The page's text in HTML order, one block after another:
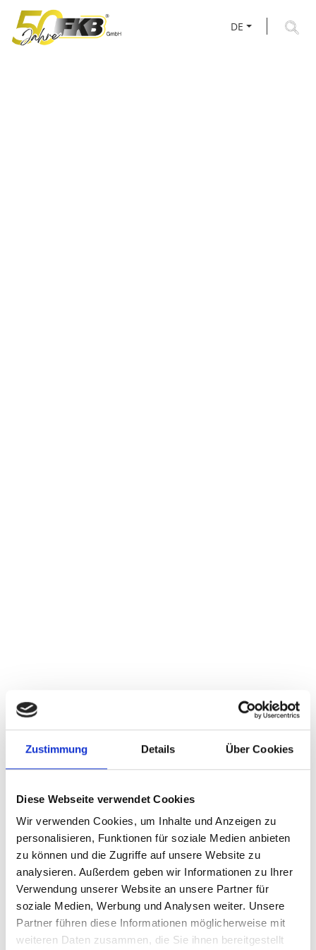
Zustimmung Details Über Cookies
Diese Webseite verwendet Cookies
Wir verwenden Cookies, um Inhalte und Anzeigen zu
personalisieren, Funktionen für soziale Medien anbieten
zu können und die Zugriffe auf unsere Website zu
analysieren. Außerdem geben wir Informationen zu Ihrer
Verwendung unserer Website an unsere Partner für
soziale Medien, Werbung und Analysen weiter. Unsere
Partner führen diese Informationen möglicherweise mit
weiteren Daten zusammen, die Sie ihnen bereitgestellt
DE
Seit we­ni­gen Tagen ist un­se­re dop­pel­te Rohr­schel­le in der
nur mit sei­ner Funk­tio­na­li­tät und einem guten Preis-/ Leis­
tungs­ver­hält­nis be­geis­tert son­dern auch mit sei­ner her­aus­
ra­gen­den Sta­bi­li­tät und Lang­le­big­keit über­zeugt.
Sie möch­ten mehr zur neuen Rohr­schel­le er­fah­ren oder
wün­schen ein An­ge­bot? Gerne! Spre­chen Sie uns an - wir
sind gerne für Sie da.